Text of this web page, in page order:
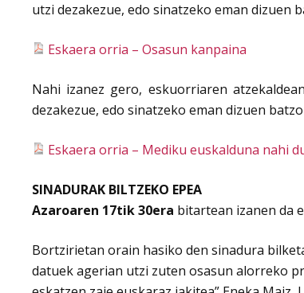
utzi dezakezue, edo sinatzeko eman dizuen
Eskaera orria – Osasun kanpaina
Nahi izanez gero, eskuorriaren
dezakezue, edo sinatzeko eman dizuen
Eskaera orria – Mediku euskalduna nahi
SINADURAK BILTZEKO EPEA
Azaroaren 17tik 30era bitartean izanen da
Bortzirietan orain hasiko den sinadura
datuek agerian utzi zuten osasun alorreko